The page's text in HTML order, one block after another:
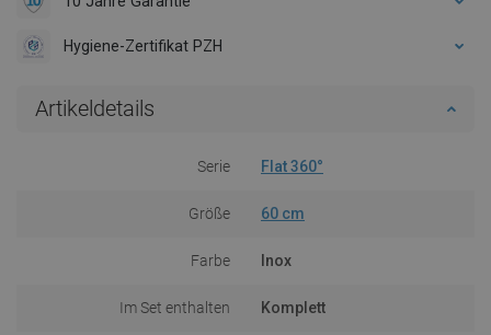
Hygiene-Zertifikat PZH
Artikeldetails
Serie Flat 360°
Größe 60 cm
Farbe Inox
Im Set enthalten Komplett